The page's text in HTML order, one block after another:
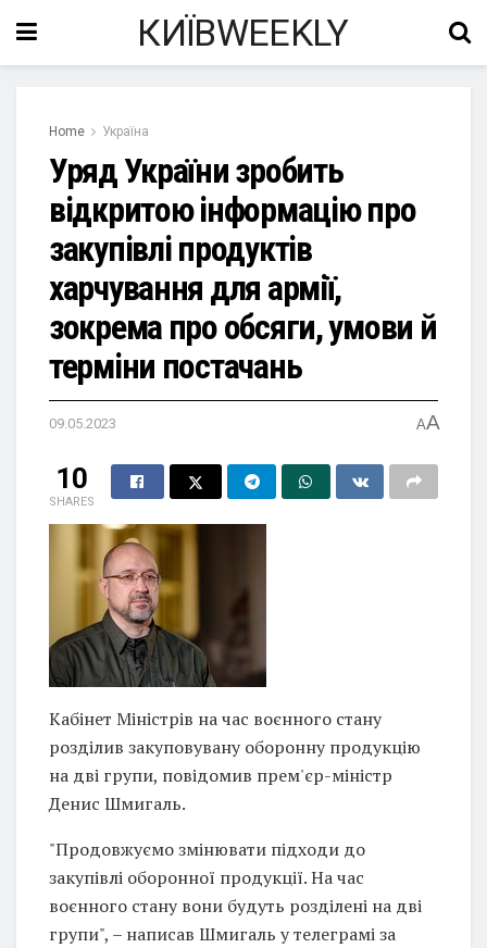
КИЇВWEEKLY
Home Україна
Уряд України зробить
відкритою інформацію про
закупівлі продуктів
харчування для армії,
зокрема про обсяги, умови й
терміни постачань
09.05.2023 AA
10
SHARES
Кабінет Міністрів на час воєнного стану
розділив закуповувану оборонну продукцію
на дві групи, повідомив прем'єр-міністр
Денис Шмигаль.
"Продовжуємо змінювати підходи до
закупівлі оборонної продукції. На час
воєнного стану вони будуть розділені на дві
групи", – написав Шмигаль у телеграмі за